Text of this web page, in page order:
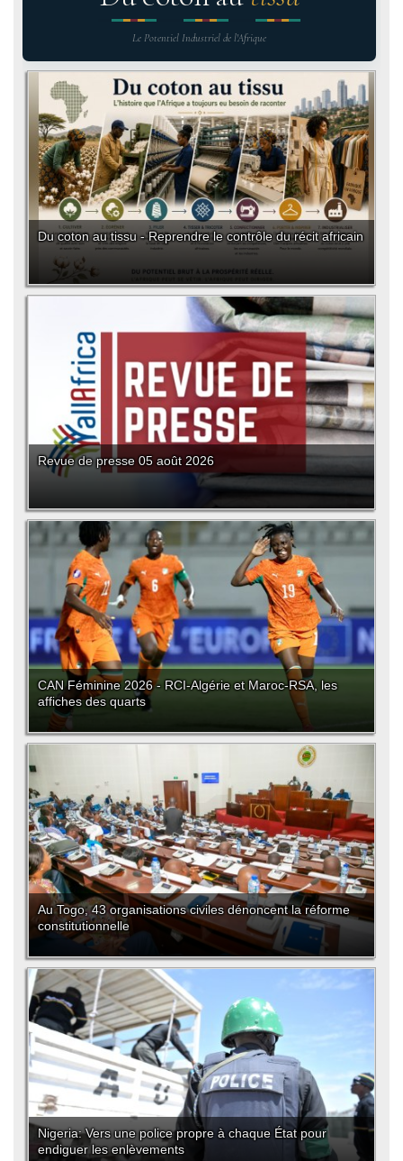
Le Potentiel Industriel de l'Afrique
Du coton au tissu - Reprendre le contrôle du récit africain
Revue de presse 05 août 2026
CAN Féminine 2026 - RCI-Algérie et Maroc-RSA, les
affiches des quarts
Au Togo, 43 organisations civiles dénoncent la réforme
constitutionnelle
Nigeria: Vers une police propre à chaque État pour
endiguer les enlèvements